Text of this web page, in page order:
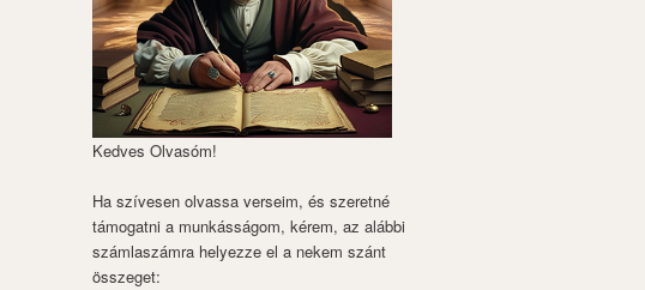
Kedves Olvasóm!
Ha szívesen olvassa verseim, és szeretné
támogatni a munkásságom, kérem, az alábbi
számlaszámra helyezze el a nekem szánt
összeget: